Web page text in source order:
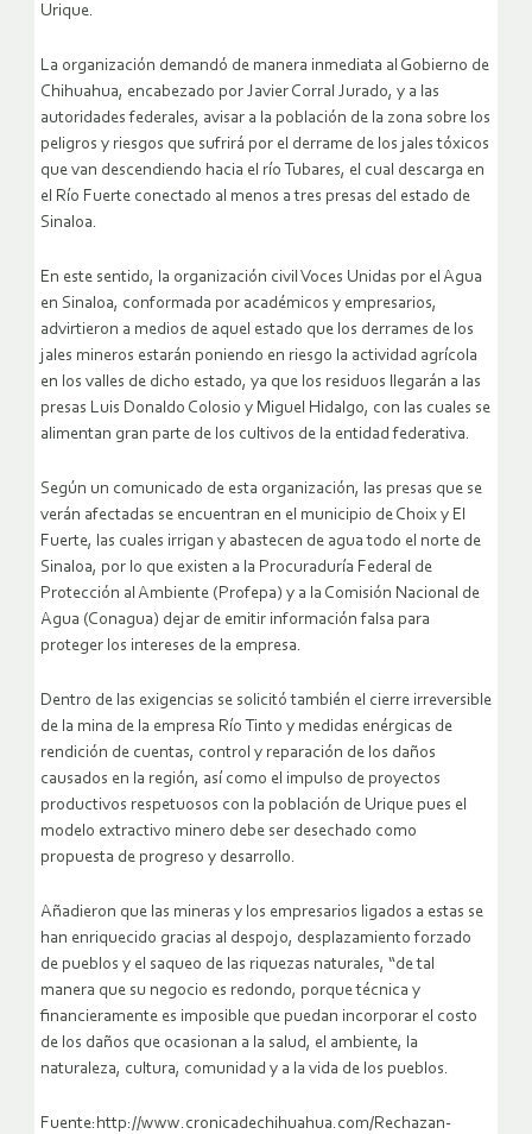
Urique.
La organización demandó de manera inmediata al Gobierno de
Chihuahua, encabezado por Javier Corral Jurado, y a las
autoridades federales, avisar a la población de la zona sobre los
peligros y riesgos que sufrirá por el derrame de los jales tóxicos
que van descendiendo hacia el río Tubares, el cual descarga en
el Río Fuerte conectado al menos a tres presas del estado de
Sinaloa.
En este sentido, la organización civil Voces Unidas por el Agua
en Sinaloa, conformada por académicos y empresarios,
advirtieron a medios de aquel estado que los derrames de los
jales mineros estarán poniendo en riesgo la actividad agrícola
en los valles de dicho estado, ya que los residuos llegarán a las
presas Luis Donaldo Colosio y Miguel Hidalgo, con las cuales se
alimentan gran parte de los cultivos de la entidad federativa.
Según un comunicado de esta organización, las presas que se
verán afectadas se encuentran en el municipio de Choix y El
Fuerte, las cuales irrigan y abastecen de agua todo el norte de
Sinaloa, por lo que existen a la Procuraduría Federal de
Protección al Ambiente (Profepa) y a la Comisión Nacional de
Agua (Conagua) dejar de emitir información falsa para
proteger los intereses de la empresa.
Dentro de las exigencias se solicitó también el cierre irreversible
de la mina de la empresa Río Tinto y medidas enérgicas de
rendición de cuentas, control y reparación de los daños
causados en la región, así como el impulso de proyectos
productivos respetuosos con la población de Urique pues el
modelo extractivo minero debe ser desechado como
propuesta de progreso y desarrollo.
Añadieron que las mineras y los empresarios ligados a estas se
han enriquecido gracias al despojo, desplazamiento forzado
de pueblos y el saqueo de las riquezas naturales, “de tal
manera que su negocio es redondo, porque técnica y
financieramente es imposible que puedan incorporar el costo
de los daños que ocasionan a la salud, el ambiente, la
naturaleza, cultura, comunidad y a la vida de los pueblos.
Fuente:http://www.cronicadechihuahua.com/Rechazan-